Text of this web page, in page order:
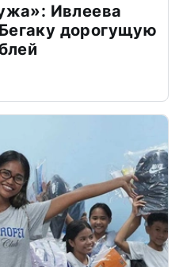
Ивлеева
дорогущую